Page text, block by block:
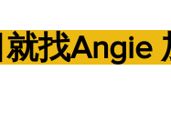
找Angie